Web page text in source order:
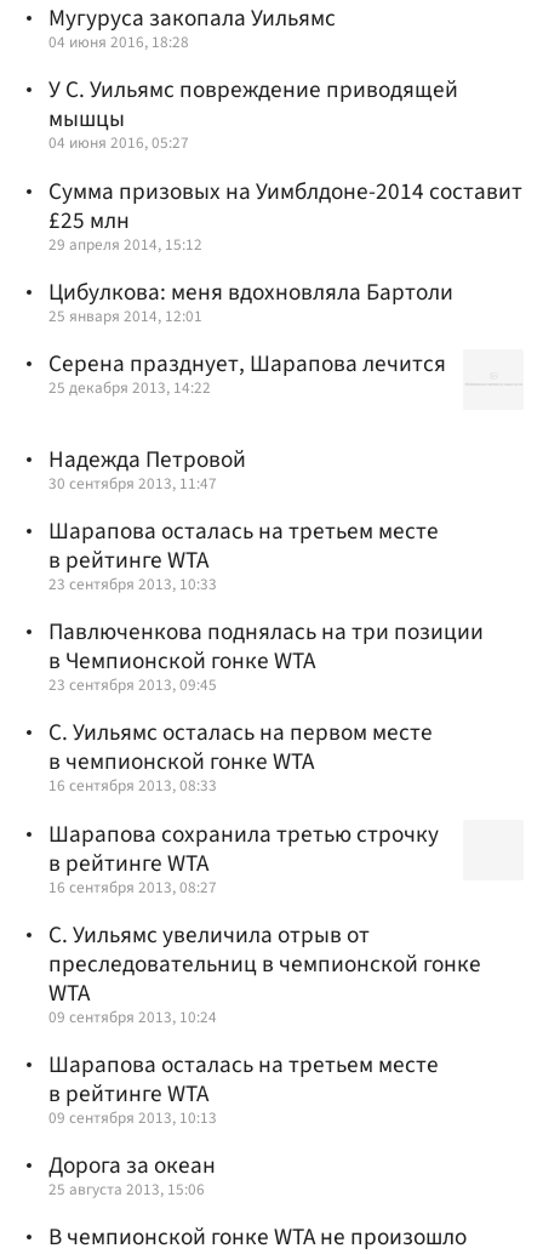
Мугуруса закопала Уильямс
04 июня 2016, 18:28
У С. Уильямс повреждение приводящей
мышцы
04 июня 2016, 05:27
Сумма призовых на Уимблдоне-2014 составит
£25 млн
29 апреля 2014, 15:12
Цибулкова: меня вдохновляла Бартоли
25 января 2014, 12:01
Серена празднует, Шарапова лечится
25 декабря 2013, 14:22
Надежда Петровой
30 сентября 2013, 11:47
Шарапова осталась на третьем месте
в рейтинге WTA
23 сентября 2013, 10:33
Павлюченкова поднялась на три позиции
в Чемпионской гонке WTA
23 сентября 2013, 09:45
С. Уильямс осталась на первом месте
в чемпионской гонке WTA
16 сентября 2013, 08:33
Шарапова сохранила третью строчку
в рейтинге WTA
16 сентября 2013, 08:27
С. Уильямс увеличила отрыв от
преследовательниц в чемпионской гонке
WTA
09 сентября 2013, 10:24
Шарапова осталась на третьем месте
в рейтинге WTA
09 сентября 2013, 10:13
Дорога за океан
25 августа 2013, 15:06
В чемпионской гонке WTA не произошло